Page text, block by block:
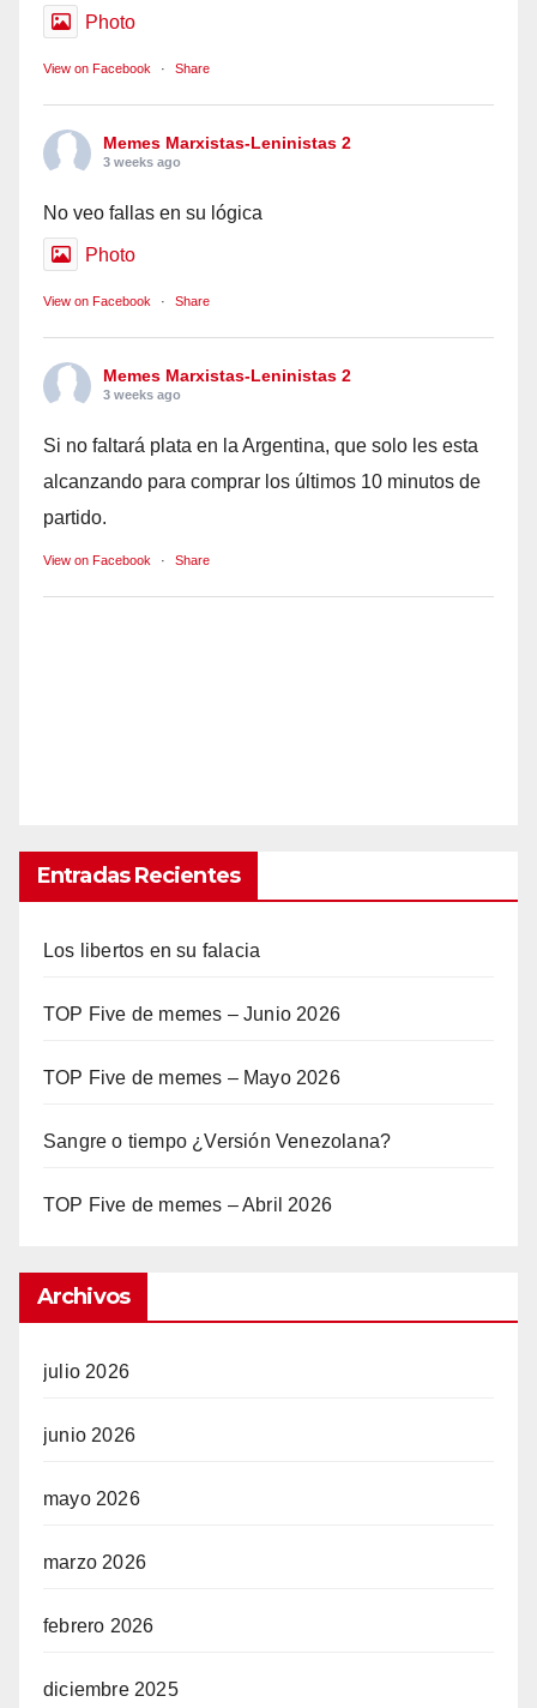
Photo
View on Facebook · Share
Memes Marxistas-Leninistas 2
3 weeks ago
No veo fallas en su lógica
Photo
View on Facebook · Share
Memes Marxistas-Leninistas 2
3 weeks ago
Si no faltará plata en la Argentina, que solo les esta
alcanzando para comprar los últimos 10 minutos de
partido.
View on Facebook · Share
Entradas Recientes
Los libertos en su falacia
TOP Five de memes – Junio 2026
TOP Five de memes – Mayo 2026
Sangre o tiempo ¿Versión Venezolana?
TOP Five de memes – Abril 2026
Archivos
julio 2026
junio 2026
mayo 2026
marzo 2026
febrero 2026
diciembre 2025